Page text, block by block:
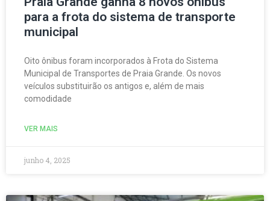
para a frota do sistema de transporte
municipal
Oito ônibus foram incorporados à Frota do Sistema
Municipal de Transportes de Praia Grande. Os novos
veículos substituirão os antigos e, além de mais
comodidade
VER MAIS
junho 4, 2025